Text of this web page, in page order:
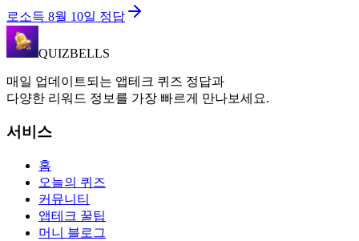
로소득 8월 10일 정답
QUIZBELLS
매일 업데이트되는 앱테크 퀴즈 정답과
다양한 리워드 정보를 가장 빠르게 만나보세요.
서비스
홈
오늘의 퀴즈
커뮤니티
앱테크 꿀팁
머니 블로그